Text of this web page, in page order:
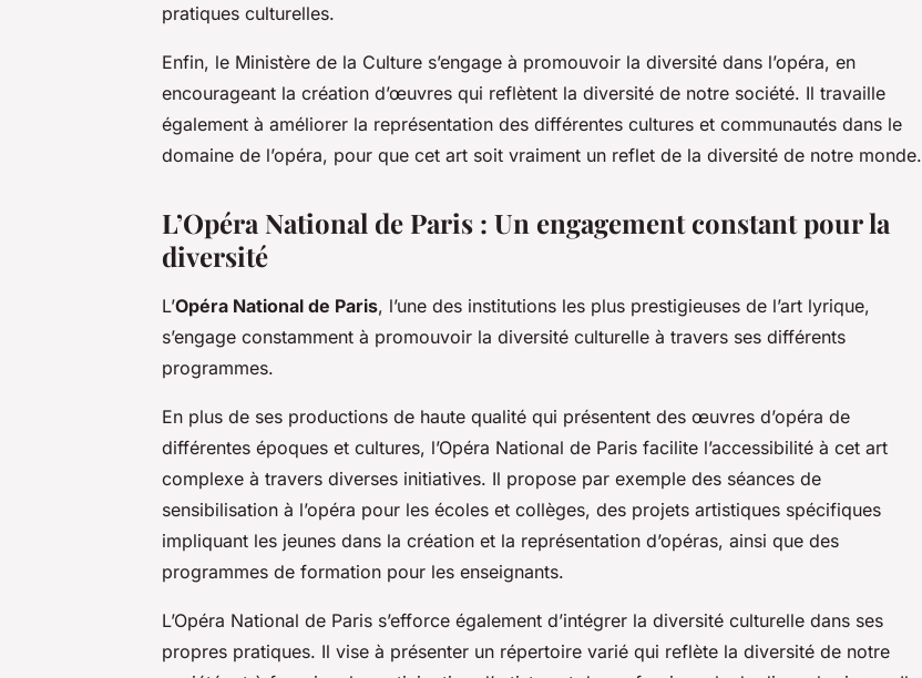
pratiques culturelles.
Enfin, le Ministère de la Culture s’engage à promouvoir la diversité dans l’opéra, en
encourageant la création d’œuvres qui reflètent la diversité de notre société. Il travaille
également à améliorer la représentation des différentes cultures et communautés dans le
domaine de l’opéra, pour que cet art soit vraiment un reflet de la diversité de notre monde.
L’Opéra National de Paris : Un engagement constant pour la
diversité
L’Opéra National de Paris, l’une des institutions les plus prestigieuses de l’art lyrique,
s’engage constamment à promouvoir la diversité culturelle à travers ses différents
programmes.
En plus de ses productions de haute qualité qui présentent des œuvres d’opéra de
différentes époques et cultures, l’Opéra National de Paris facilite l’accessibilité à cet art
complexe à travers diverses initiatives. Il propose par exemple des séances de
sensibilisation à l’opéra pour les écoles et collèges, des projets artistiques spécifiques
impliquant les jeunes dans la création et la représentation d’opéras, ainsi que des
programmes de formation pour les enseignants.
L’Opéra National de Paris s’efforce également d’intégrer la diversité culturelle dans ses
propres pratiques. Il vise à présenter un répertoire varié qui reflète la diversité de notre